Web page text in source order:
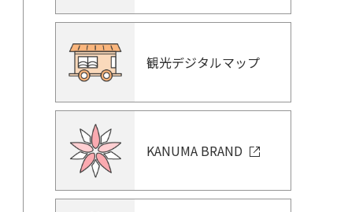
観光デジタルマップ
KANUMA BRAND